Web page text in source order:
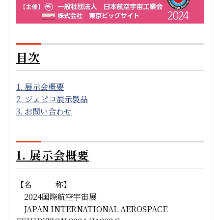
目次
1. 展示会概要
2. ジェピコ展示製品
3. お問い合わせ
1. 展示会概要
【名 称】
2024国際航空宇宙展
JAPAN INTERNATIONAL AEROSPACE